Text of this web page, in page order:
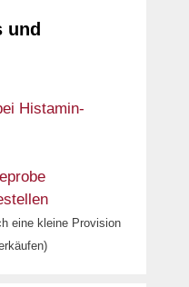
und
eine kleine Provision